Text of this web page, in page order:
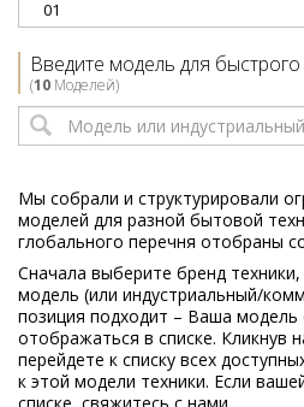
01
911046023
ElectroluxESF2400OW
01
ElectroluxESL2500RO
01
Введите модель для
(10 Моделей)
Мы собрали и структурировали
моделей для разной бытовой
глобального перечня отобраны
Сначала выберите бренд
модель (или индустриальный/
позиция подходит – Ваша модель
отображаться в списке. Кликнув
перейдете к списку всех
к этой модели техники. Если